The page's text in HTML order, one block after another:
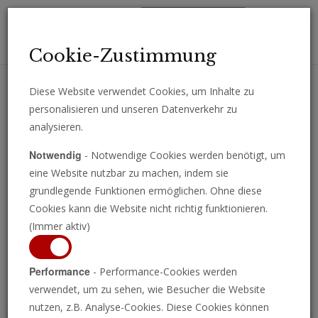
Erhalten Sie wichtige Analysen, Kommentare und Nachrichten
Programm ansehen
Cookie-Zustimmung
Diese Website verwendet Cookies, um Inhalte zu
personalisieren und unseren Datenverkehr zu
analysieren.
Notwendig - Notwendige Cookies werden benötigt, um
eine Website nutzbar zu machen, indem sie
grundlegende Funktionen ermöglichen. Ohne diese
Cookies kann die Website nicht richtig funktionieren.
(Immer aktiv)
Performance - Performance-Cookies werden
verwendet, um zu sehen, wie Besucher die Website
nutzen, z.B. Analyse-Cookies. Diese Cookies können